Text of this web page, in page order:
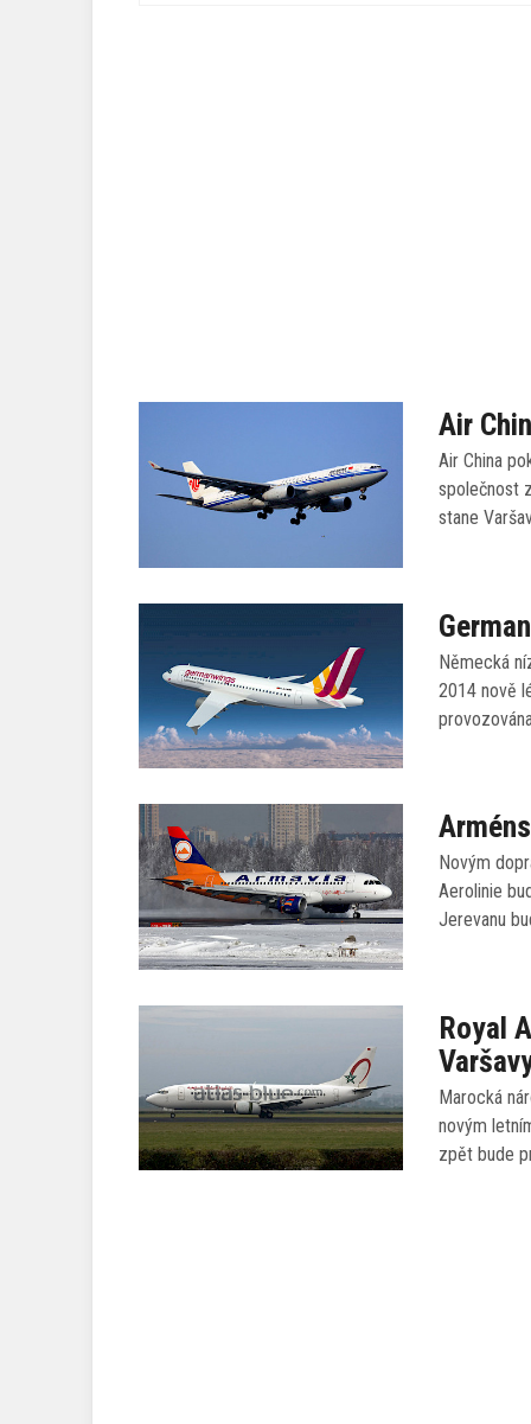
Air
Air China
společnost
stane
Německá
2014 nově
Novým
Aerolinie
Jerevanu
Royal
Marocká
novým
zpět bude